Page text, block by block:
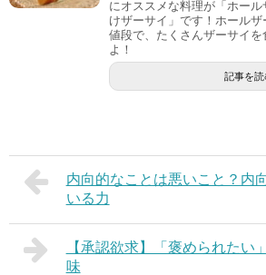
にオススメな料理が「ホー
けザーサイ」です！ホール
値段で、たくさんザーサイ
よ！
記事を読
内向的なことは悪いこと？内
いる力
【承認欲求】「褒められたい
味